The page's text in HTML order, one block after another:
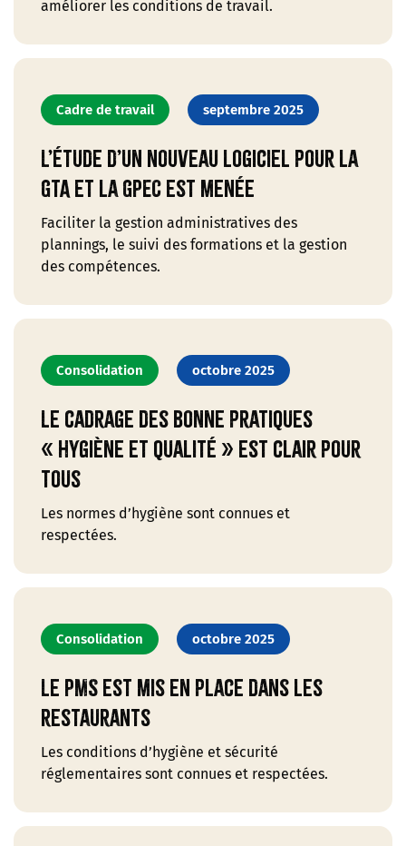
améliorer les conditions de travail.
Cadre de travail septembre 2025
L’étude d’un nouveau logiciel pour la
GTA et la GPEC est menée
Faciliter la gestion administratives des
plannings, le suivi des formations et la gestion
des compétences.
Consolidation octobre 2025
Le cadrage des bonne pratiques
« hygiène et qualité » est clair pour
tous
Les normes d’hygiène sont connues et
respectées.
Consolidation octobre 2025
Le PMS est mis en place dans les
restaurants
Les conditions d’hygiène et sécurité
réglementaires sont connues et respectées.